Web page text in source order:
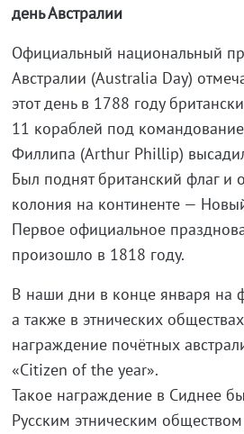
день Австралии
Официальный национальный
Австралии (Australia Day)
этот день в 1788 году
11 кораблей под
Филлипа (Arthur Phillip)
Был поднят британский флаг и
колония на континенте —
Первое официальное
произошло в 1818 году.
В наши дни в конце января на
а также в этнических
награждение почётных
«Citizen of the year».
Такое награждение в Сиднее
Русским этническим